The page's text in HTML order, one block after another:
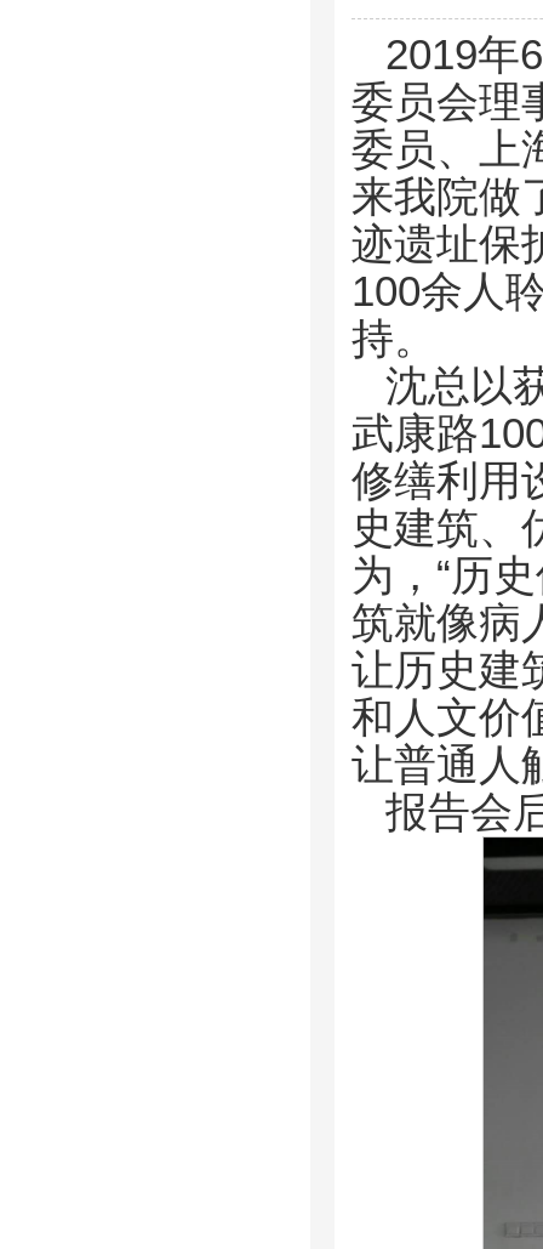
2019年
委员会理
委员、上
来我院做
迹遗址保
100余人
持。
沈总以
武康路
修缮利用
史建筑、
为，“历
筑就像病
让历史建
和人文价
让普通人
报告会